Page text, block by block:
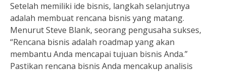
Setelah memiliki ide bisnis, langkah selanjutnya
adalah membuat rencana bisnis yang matang.
Menurut Steve Blank, seorang pengusaha sukses,
“Rencana bisnis adalah roadmap yang akan
membantu Anda mencapai tujuan bisnis Anda.”
Pastikan rencana bisnis Anda mencakup analisis